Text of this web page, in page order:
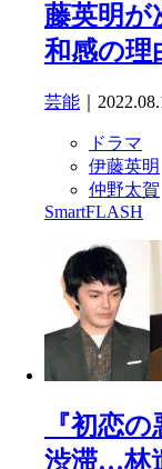
藤英明が
和感の理
芸能 ｜
ドラマ
伊藤英明
仲野太賀
SmartFLASH
『初恋
渋滞…林